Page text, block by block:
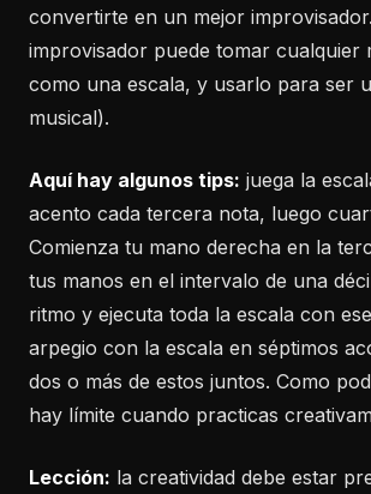
convertirte en un mejor
improvisador puede tomar cualquier
como una escala, y usarlo para ser
musical).
Aquí hay algunos tips: juega la
acento cada tercera nota, luego
Comienza tu mano derecha en la
tus manos en el intervalo de una
ritmo y ejecuta toda la escala con
arpegio con la escala en séptimos
dos o más de estos juntos. Como
hay límite cuando practicas
Lección: la creatividad debe estar